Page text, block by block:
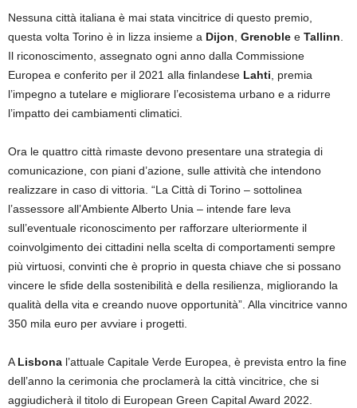
Nessuna città italiana è mai stata vincitrice di questo premio,
questa volta Torino è in lizza insieme a Dijon, Grenoble e Tallinn.
Il riconoscimento, assegnato ogni anno dalla Commissione
Europea e conferito per il 2021 alla finlandese Lahti, premia
l’impegno a tutelare e migliorare l’ecosistema urbano e a ridurre
l’impatto dei cambiamenti climatici.
Ora le quattro città rimaste devono presentare una strategia di
comunicazione, con piani d’azione, sulle attività che intendono
realizzare in caso di vittoria. “La Città di Torino – sottolinea
l’assessore all’Ambiente Alberto Unia – intende fare leva
sull’eventuale riconoscimento per rafforzare ulteriormente il
coinvolgimento dei cittadini nella scelta di comportamenti sempre
più virtuosi, convinti che è proprio in questa chiave che si possano
vincere le sfide della sostenibilità e della resilienza, migliorando la
qualità della vita e creando nuove opportunità”. Alla vincitrice vanno
350 mila euro per avviare i progetti.
ALisbona l’attuale Capitale Verde Europea, è prevista entro la fine
dell’anno la cerimonia che proclamerà la città vincitrice, che si
aggiudicherà il titolo di European Green Capital Award 2022.